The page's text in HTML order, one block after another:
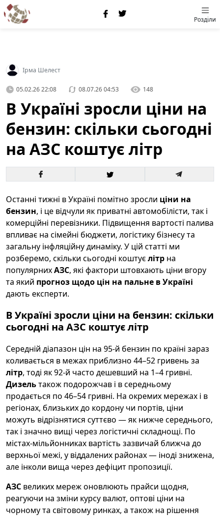
Розділи
Ірма Шелест
05.02.26 22:08 08.07.26 04:53 148
В Україні зросли ціни на
бензин: скільки сьогодні
на АЗС коштує літр
Останні тижні в Україні помітно зросли ціни на
бензин, і це відчули як приватні автомобілісти, так і
комерційні перевізники. Підвищення вартості палива
впливає на сімейні бюджети, логістику бізнесу та
загальну інфляційну динаміку. У цій статті ми
розберемо, скільки сьогодні коштуєлітр на
популярнихАЗС, які фактори штовхають ціни вгору
та який прогноз щодо цін на пальне в Україні
дають експерти.
В Україні зросли ціни на бензин: скільки
сьогодні на АЗС коштує літр
Середній діапазон цін на 95-й бензин по країні зараз
коливається в межах приблизно 44–52 гривень за
літр, тоді як 92-й часто дешевший на 1–4 гривні.
Дизельтакож подорожчав і в середньому
продається по 46–54 гривні. На окремих мережах і в
регіонах, близьких до кордону чи портів, ціни
можуть відрізнятися суттєво — як нижче середнього,
так і значно вищі через логістичні складнощі. По
містах-мільйонниках вартість зазвичай ближча до
верхньої межі, у віддалених районах — іноді знижена,
але інколи вища через дефіцит пропозиції.
АЗС великих мереж оновлюють прайси щодня,
реагуючи на зміни курсу валют, оптові ціни на
чорному та світовому ринках, а також на рішення